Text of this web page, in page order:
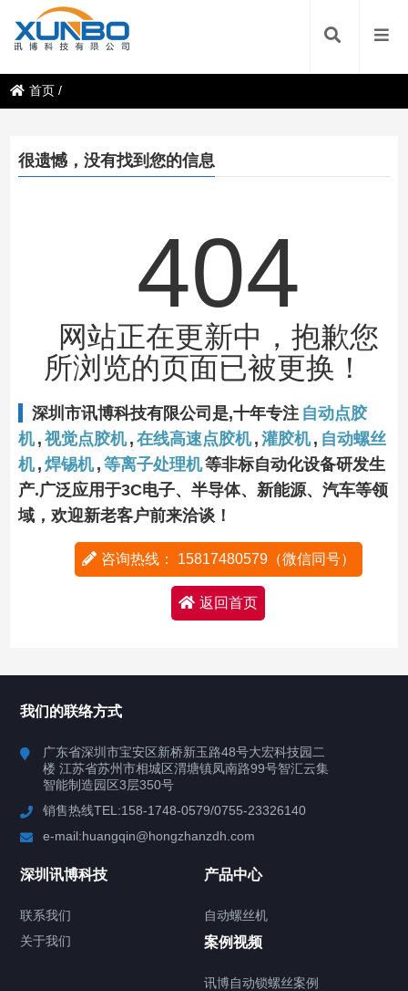
首页 /
很遗憾，没有找到您的信息
404
网站正在更新中，抱歉您
所浏览的页面已被更换！
深圳市讯博科技有限公司是,十年专注 自动点胶
机 , 视觉点胶机 , 在线高速点胶机 , 灌胶机 , 自动螺丝
机 , 焊锡机 , 等离子处理机等非标自动化设备研发生
产.广泛应用于3C电子、半导体、新能源、汽车等领
域，欢迎新老客户前来洽谈！
咨询热线： 15817480579（微信同号）
返回首页
我们的联络方式
广东省深圳市宝安区新桥新玉路48号大宏科技园二
楼 江苏省苏州市相城区渭塘镇凤南路99号智汇云集
智能制造园区3层350号
销售热线TEL:158-1748-0579/0755-23326140
e-mail:huangqin@hongzhanzdh.com
深圳讯博科技
联系我们
关于我们
产品中心
自动螺丝机
案例视频
讯博自动锁螺丝案例